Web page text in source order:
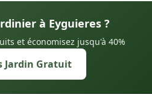
à Eyguieres ?
et économisez jusqu'à 40%
Jardin Gratuit